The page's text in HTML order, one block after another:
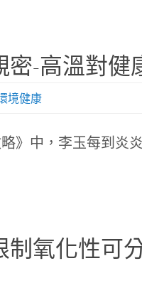
-高溫對健
境健康
略》中，李玉每到
氧化性可